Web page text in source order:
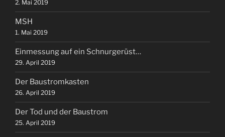
2. Mai 2019
MSH
1. Mai 2019
Einmessung auf ein Schnurgerüst…
29. April 2019
Der Baustromkasten
26. April 2019
Der Tod und der Baustrom
25. April 2019